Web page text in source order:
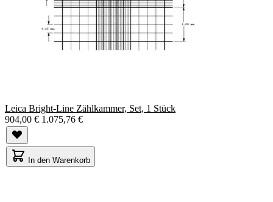
Leica Bright-Line Zählkammer, Set, 1 Stück
904,00 € 1.075,76 €
In den Warenkorb